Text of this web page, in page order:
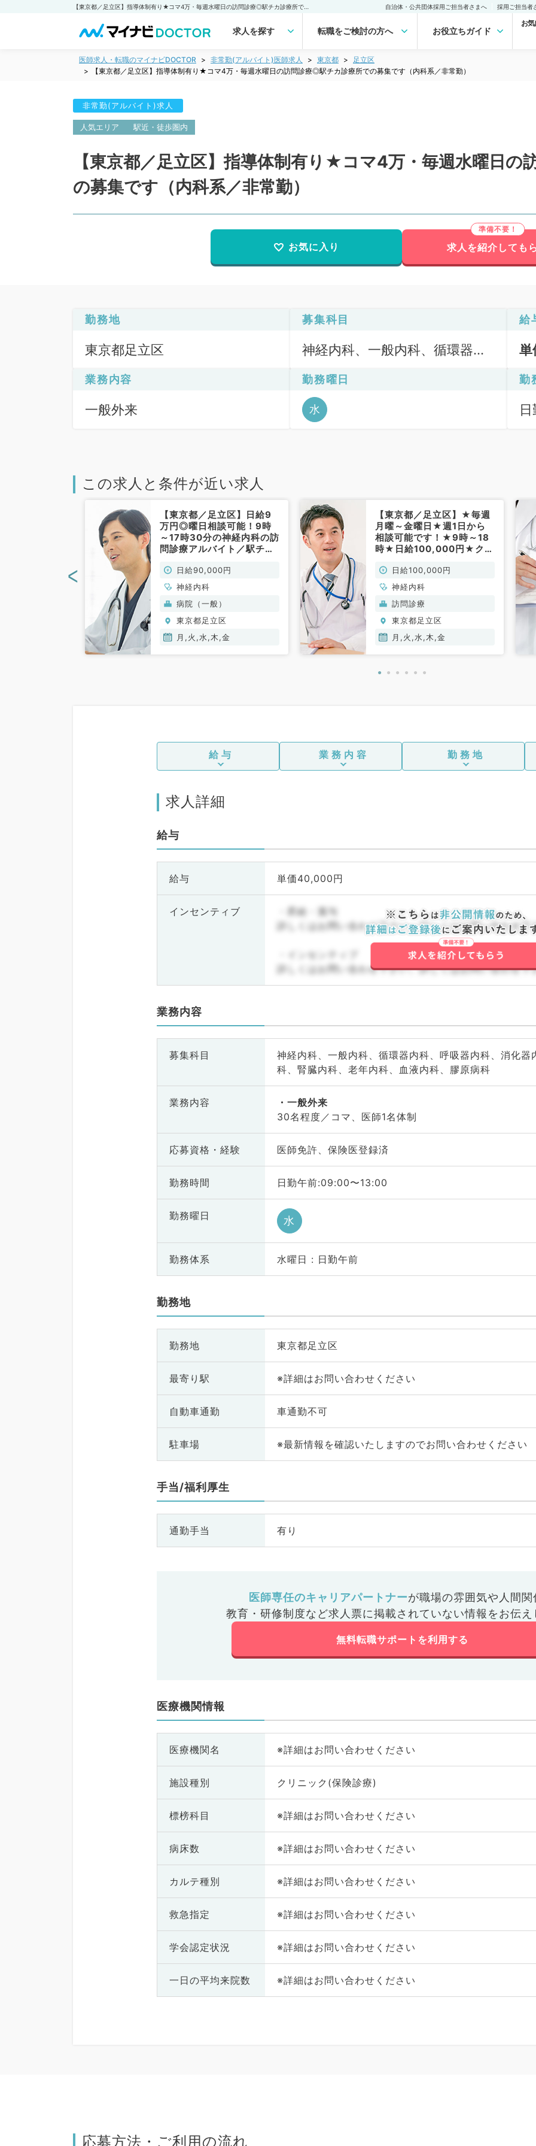
自治体・公共団体採用ご担当者さまへ 採用ご担当者
求人を探す 転職をご検討の方へ お役立ちガイド
お
医師求人・転職のマイナビDOCTOR 非常勤(アルバイト)医師求人 東京都
足立区
【東京都／足立区】指導体制有り★コマ4万・毎週水曜日の訪問診療◎駅チカ診療所での募集です（内科系／非常勤）
非常勤(アルバイト)求人
人気エリア 駅近・徒歩圏内
【東京都／足立区】指導体制有り★コマ4万・毎週水曜日
の募集です（内科系／非常勤）
お気に入り 求人を紹介しても
勤務地
東京都足立区
募集科目
神経内科、一般内科、循環器内
内分泌・代謝内科、腎臓内科、
老年内科、血液内科、膠原病科
給
業務内容
一般外来
勤務曜日
水
勤
この求人と条件が近い求人
【東京都／足立区】日給9
万円◎曜日相談可能！9時
～17時30分の神経内科の訪
問診療アルバイト／駅チカ
勤）日給90,000円
神経内科
病院（一般）
東京都足立区
月,火,水,木,金
【東京都／足立区】★毎週
月曜～金曜日★週1日から
相談可能です！★9時～18
時★日給100,000円★クリ
です！(神経内科／非常勤)
日給100,000円
神経内科
訪問診療
東京都足立区
月,火,水,木,金
<
給与 業務内容 勤務地
求人詳細
給与
給与 単価40,000円
インセンティブ
・昇給・賞与
詳しくはお問い合わせ下さい。詳しくはお問い合わせ下
・インセンティブ
詳しくはお問い合わせ下さい。詳しくはお問い合わせ下
業務内容
募集科目
神経内科、一般内科、循環器内科、呼吸器内科、消化器
科、腎臓内科、老年内科、血液内科、膠原病科
業務内容
一般外来
30名程度／コマ、医師1名体制
応募資格・ 経験 医師免許、保険医登録済
勤務時間 日勤午前:09:00〜13:00
勤務曜日 水
勤務体系 水曜日 : 日勤午前
勤務地
勤務地 東京都足立区
最寄り駅 ※詳細はお問い合わせください
自動車通勤 車通勤不可
駐車場 ※最新情報を確認いたしますのでお問い合わせください
手当/福利厚生
通勤手当 有り
医師専任のキャリアパートナーが職場の雰囲気や人間関
教育・研修制度など求人票に掲載されていない情報をお伝え
無料転職サポートを利用する
医療機関情報
医療機関名 ※詳細はお問い合わせください
施設種別 クリニック(保険診療)
標榜科目 ※詳細はお問い合わせください
病床数 ※詳細はお問い合わせください
カルテ種別 ※詳細はお問い合わせください
救急指定 ※詳細はお問い合わせください
学会認定状況 ※詳細はお問い合わせください
一日の平均来院数 ※詳細はお問い合わせください
応募方法・ご利用の流れ